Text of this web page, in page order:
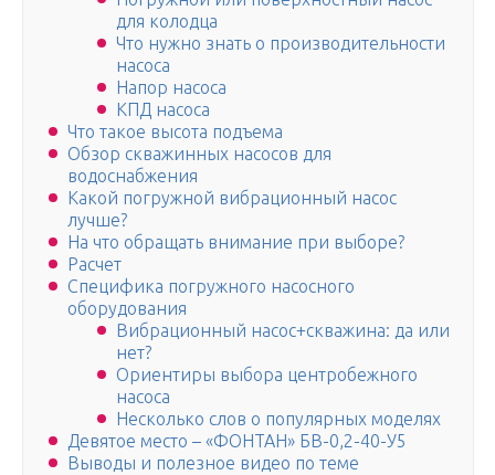
для колодца
Что нужно знать о производительности
насоса
Напор насоса
КПД насоса
Что такое высота подъема
Обзор скважинных насосов для
водоснабжения
Какой погружной вибрационный насос
лучше?
На что обращать внимание при выборе?
Расчет
Специфика погружного насосного
оборудования
Вибрационный насос+скважина: да или
нет?
Ориентиры выбора центробежного
насоса
Несколько слов о популярных моделях
Девятое место – «ФОНТАН» БВ-0,2-40-У5
Выводы и полезное видео по теме